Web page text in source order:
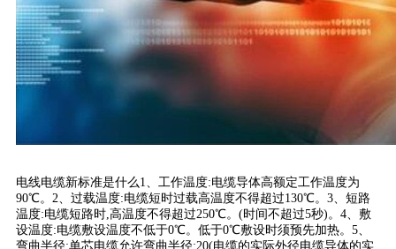
电线电缆新标准是什么1、工作温度:电缆导体高额定工作温度为
90℃。2、过载温度:电缆短时过载高温度不得超过130℃。3、短路
温度:电缆短路时,高温度不得超过250℃。(时间不超过5秒)。4、敷
设温度:电缆敷设温度不低于0℃。低于0℃敷设时须预先加热。5、
弯曲半径:单芯电缆允许弯曲半径:20(电缆的实际外径电缆导体的实